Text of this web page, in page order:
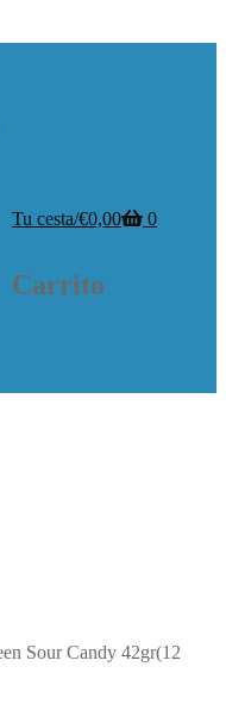
Tu cesta/€0,00 0
Carrito
Sour Candy 42gr(12